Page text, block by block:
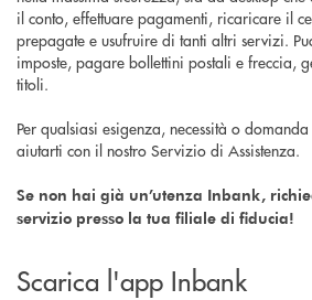
il conto, effettuare pagamenti, ricaricare il
prepagate e usufruire di tanti altri servizi.
imposte, pagare bollettini postali e freccia,
titoli.
Per qualsiasi esigenza, necessità o
aiutarti con il nostro Servizio di Assistenza.
Se non hai già un’utenza Inbank,
servizio presso la tua filiale di fiducia!
Scarica l'app Inbank